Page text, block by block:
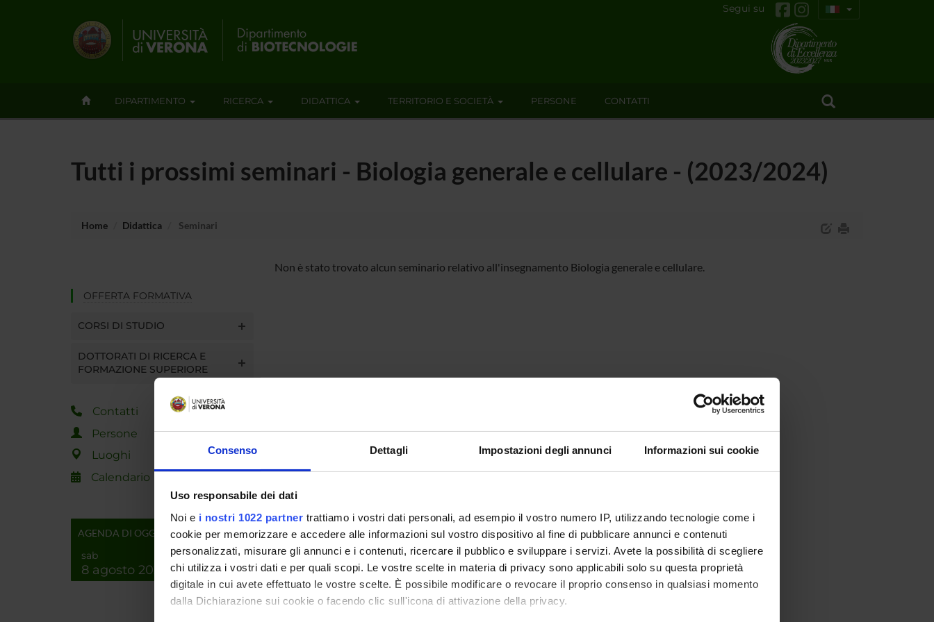
Consenso Dettagli Impostazioni degli annunci Informazioni sui cookie
Uso responsabile dei dati
Noi e i nostri 1022 partner trattiamo i vostri dati personali, ad esempio il vostro numero IP, utilizzando tecnologie come i
cookie per memorizzare e accedere alle informazioni sul vostro dispositivo al fine di pubblicare annunci e contenuti
personalizzati, misurare gli annunci e i contenuti, ricercare il pubblico e sviluppare i servizi. Avete la possibilità di scegliere
chi utilizza i vostri dati e per quali scopi. Le vostre scelte in materia di privacy sono applicabili solo su questa proprietà
digitale in cui avete effettuato le vostre scelte. È possibile modificare o revocare il proprio consenso in qualsiasi momento
dalla Dichiarazione sui cookie o facendo clic sull'icona di attivazione della privacy.
Segui su
DIPARTIMENTO RICERCA DIDATTICA TERRITORIO E SOCIETÀ PERSONE CONTATTI
Tutti i prossimi seminari - Biologia generale e cellulare - (2023/2024)
Home Didattica Seminari
OFFERTA FORMATIVA
CORSI DI STUDIO
DOTTORATI DI RICERCA E
FORMAZIONE SUPERIORE
Contatti
Persone
Luoghi
Calendario
AGENDA DI OGGI
sab
8 agosto 2026
Non è stato trovato alcun seminario relativo all'insegnamento Biologia generale e cellulare.